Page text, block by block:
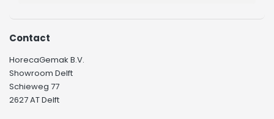
Contact
HorecaGemak B.V.
Showroom Delft
Schieweg 77
2627 AT Delft